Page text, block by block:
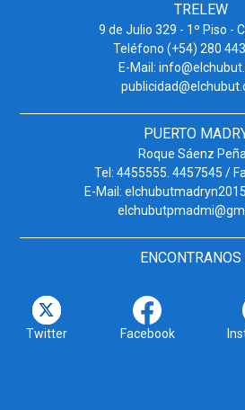
TRELEW
9 de Julio 329 - 1º Piso -
Teléfono (+54) 280
E-Mail:
PUERTO
Roque Sáenz
Tel: 4455555. 4457545 /
E-Mail:
ENCONTRANOS
Twitter Facebook